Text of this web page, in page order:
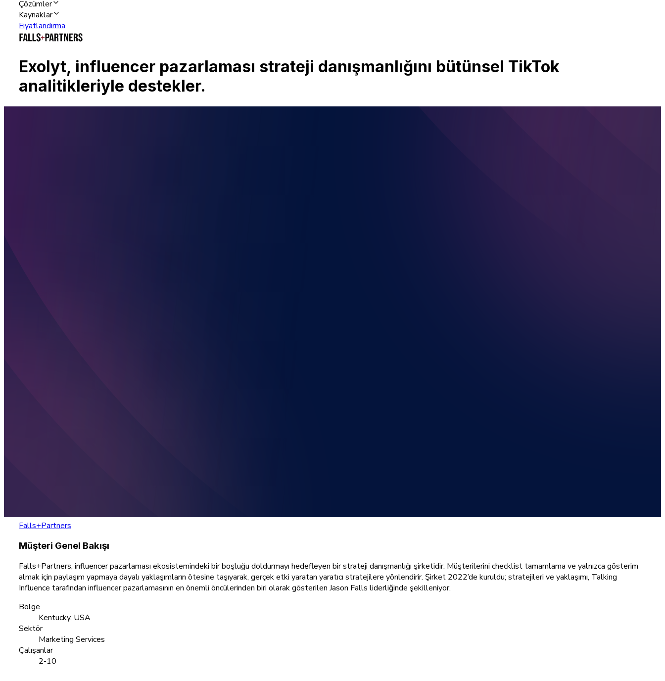
Çözümler
Kaynaklar
Fiyatlandırma
Exolyt, influencer pazarlaması strateji danışmanlığını bütünsel TikTok
analitikleriyle destekler.
Falls+Partners
Müşteri Genel Bakışı
Falls+Partners, influencer pazarlaması ekosistemindeki bir boşluğu doldurmayı hedefleyen bir strateji danışmanlığı şirketidir. Müşterilerini checklist tamamlama ve yalnızca gösterim
almak için paylaşım yapmaya dayalı yaklaşımların ötesine taşıyarak, gerçek etki yaratan yaratıcı stratejilere yönlendirir. Şirket 2022’de kuruldu; stratejileri ve yaklaşımı, Talking
Influence tarafından influencer pazarlamasının en önemli öncülerinden biri olarak gösterilen Jason Falls liderliğinde şekilleniyor.
Bölge
Kentucky, USA
Sektör
Marketing Services
Çalışanlar
2-10